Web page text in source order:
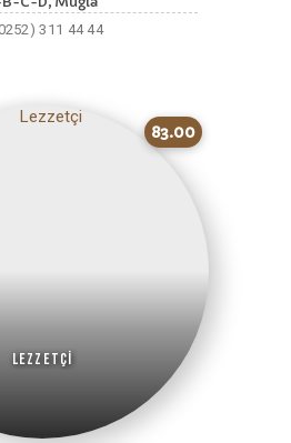
311 44 44
83.00
Lezzetçi